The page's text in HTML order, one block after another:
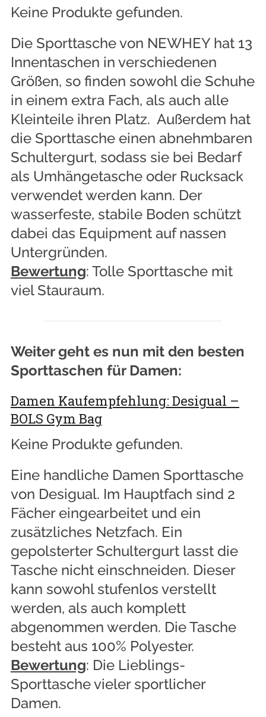
Keine Produkte gefunden.
Die Sporttasche von NEWHEY hat 13
Innentaschen in verschiedenen
Größen, so finden sowohl die Schuhe
in einem extra Fach, als auch alle
Kleinteile ihren Platz. Außerdem hat
die Sporttasche einen abnehmbaren
Schultergurt, sodass sie bei Bedarf
als Umhängetasche oder Rucksack
verwendet werden kann. Der
wasserfeste, stabile Boden schützt
dabei das Equipment auf nassen
Untergründen.
Bewertung: Tolle Sporttasche mit
viel Stauraum.
Weiter geht es nun mit den besten
Sporttaschen für Damen:
Damen Kaufempfehlung: Desigual –
BOLS Gym Bag
Keine Produkte gefunden.
Eine handliche Damen Sporttasche
von Desigual. Im Hauptfach sind 2
Fächer eingearbeitet und ein
zusätzliches Netzfach. Ein
gepolsterter Schultergurt lasst die
Tasche nicht einschneiden. Dieser
kann sowohl stufenlos verstellt
werden, als auch komplett
abgenommen werden. Die Tasche
besteht aus 100% Polyester.
Bewertung: Die Lieblings-
Sporttasche vieler sportlicher
Damen.